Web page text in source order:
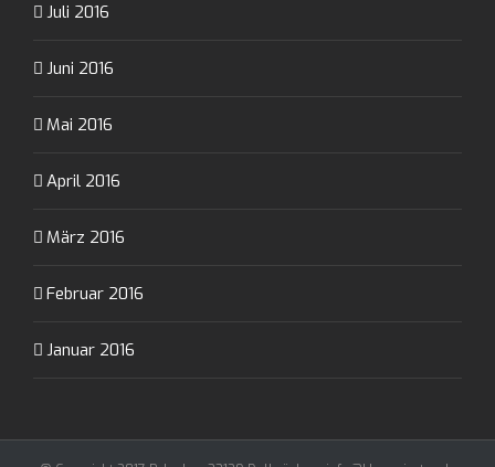
Juli 2016
Juni 2016
Mai 2016
April 2016
März 2016
Februar 2016
Januar 2016